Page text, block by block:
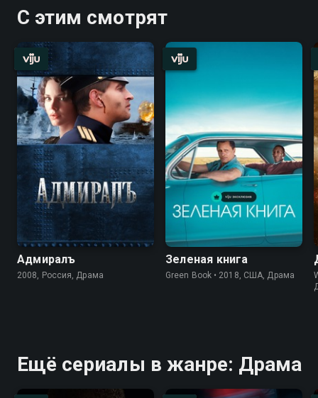
С этим смотрят
Адмиралъ
2008, Россия, Драма
Зеленая книга
Green Book • 2018, США, Драма
Ещё сериалы в жанре: Драма